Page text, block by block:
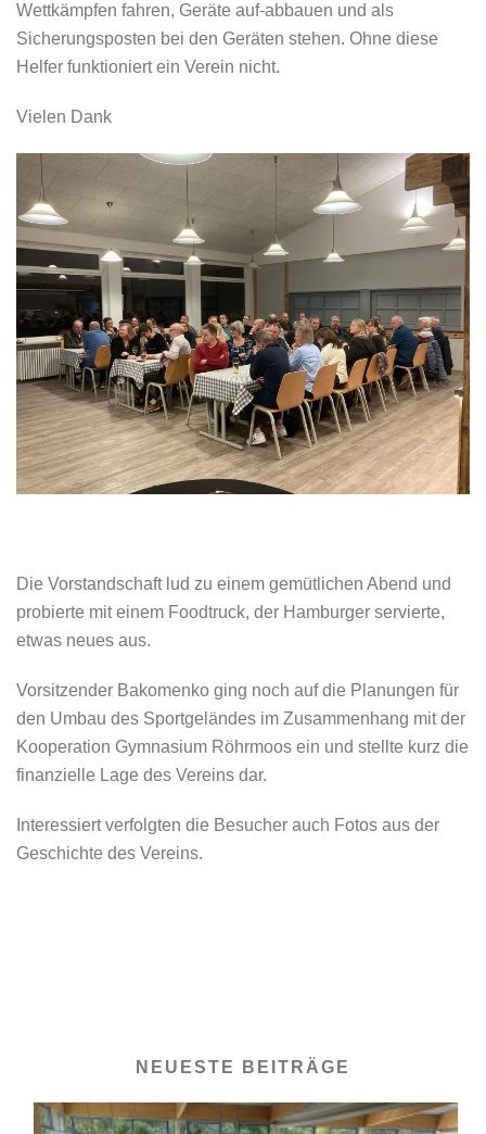
Wettkämpfen fahren, Geräte auf-abbauen und als
Sicherungsposten bei den Geräten stehen. Ohne diese
Helfer funktioniert ein Verein nicht.
Vielen Dank
Die Vorstandschaft lud zu einem gemütlichen Abend und
probierte mit einem Foodtruck, der Hamburger servierte,
etwas neues aus.
Vorsitzender Bakomenko ging noch auf die Planungen für
den Umbau des Sportgeländes im Zusammenhang mit der
Kooperation Gymnasium Röhrmoos ein und stellte kurz die
finanzielle Lage des Vereins dar.
Interessiert verfolgten die Besucher auch Fotos aus der
Geschichte des Vereins.
NEUESTE BEITRÄGE